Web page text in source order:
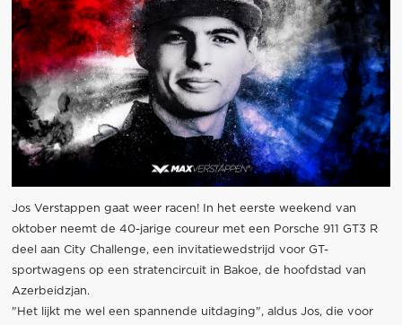
Jos Verstappen gaat weer racen! In het eerste weekend van
oktober neemt de 40-jarige coureur met een Porsche 911 GT3 R
deel aan City Challenge, een invitatiewedstrijd voor GT-
sportwagens op een stratencircuit in Bakoe, de hoofdstad van
Azerbeidzjan.
"Het lijkt me wel een spannende uitdaging", aldus Jos, die voor